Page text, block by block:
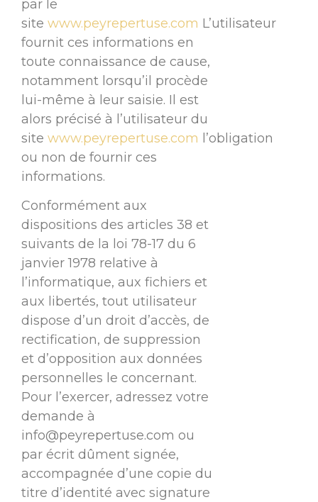
par le
site www.peyrepertuse.com L’utilisateur
fournit ces informations en
toute connaissance de cause,
notamment lorsqu’il procède
lui-même à leur saisie. Il est
alors précisé à l’utilisateur du
site www.peyrepertuse.com l’obligation
ou non de fournir ces
informations.
Conformément aux
dispositions des articles 38 et
suivants de la loi 78-17 du 6
janvier 1978 relative à
l’informatique, aux fichiers et
aux libertés, tout utilisateur
dispose d’un droit d’accès, de
rectification, de suppression
et d’opposition aux données
personnelles le concernant.
Pour l’exercer, adressez votre
demande à
info@peyrepertuse.com ou
par écrit dûment signée,
accompagnée d’une copie du
titre d’identité avec signature